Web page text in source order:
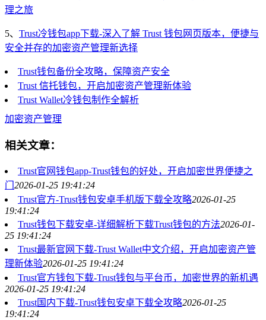
理之旅
5、 Trust冷钱包app下载-深入了解 Trust 钱包网页版本，便捷与
安全并存的加密资产管理新选择
Trust钱包备份全攻略，保障资产安全
Trust 信托钱包，开启加密资产管理新体验
Trust Wallet冷钱包制作全解析
加密资产管理
相关文章：
Trust官网钱包app-Trust钱包的好处，开启加密世界便捷之
门 2026-01-25 19:41:24
Trust官方-Trust钱包安卓手机版下载全攻略2026-01-25
19:41:24
Trust钱包下载安卓-详细解析下载Trust钱包的方法2026-01-
25 19:41:24
Trust最新官网下载-Trust Wallet中文介绍，开启加密资产管
理新体验2026-01-25 19:41:24
Trust官方钱包下载-Trust钱包与平台币，加密世界的新机遇
2026-01-25 19:41:24
Trust国内下载-Trust钱包安卓下载全攻略2026-01-25
19:41:24